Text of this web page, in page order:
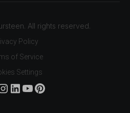
All rights reserved.
Policy
of Service
Settings